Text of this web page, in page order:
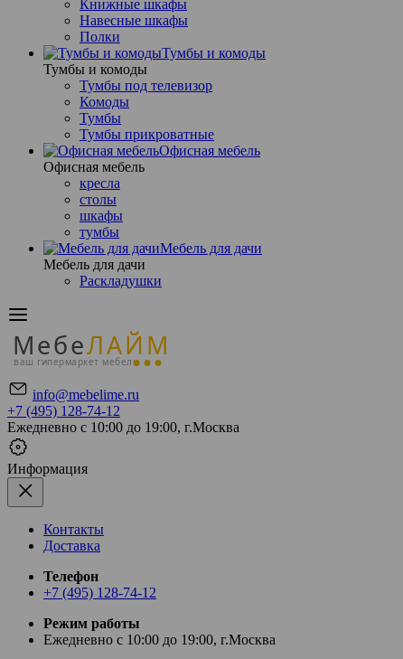
Книжные шкафы
Навесные шкафы
Полки
Тумбы и комоды
Тумбы и комоды
Тумбы под телевизор
Комоды
Тумбы
Тумбы прикроватные
Офисная мебель
Офисная мебель
кресла
столы
шкафы
тумбы
Мебель для дачи
Мебель для дачи
Раскладушки
МебеЛАЙМ
ваш гипермаркет мебели
info@mebelime.ru
+7 (495) 128-74-12
Ежедневно с 10:00 до 19:00, г.Москва
Информация
Контакты
Доставка
Телефон
+7 (495) 128-74-12
Режим работы
Ежедневно с 10:00 до 19:00, г.Москва